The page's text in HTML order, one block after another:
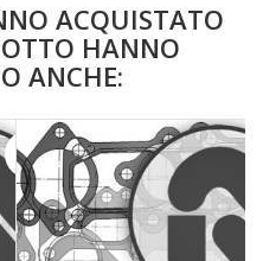
ACQUISTATO
HANNO
ANCHE:
favorite_border